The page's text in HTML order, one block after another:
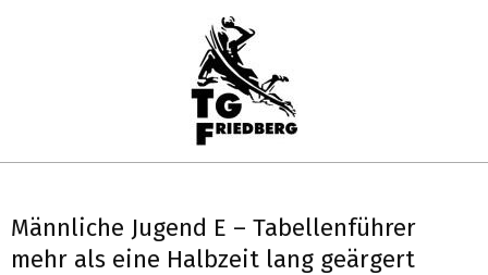
TG
HANDBALL
Menu
Männliche Jugend E – Tabellenführer
mehr als eine Halbzeit lang geärgert